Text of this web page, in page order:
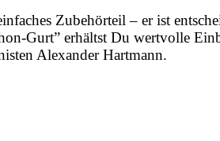
Zubehörteil – er ist
Gurt” erhältst Du wertvolle
Alexander Hartmann.